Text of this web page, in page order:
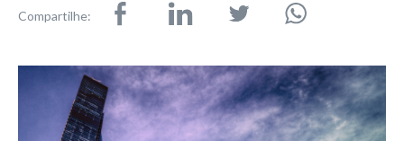
Compartilhe: